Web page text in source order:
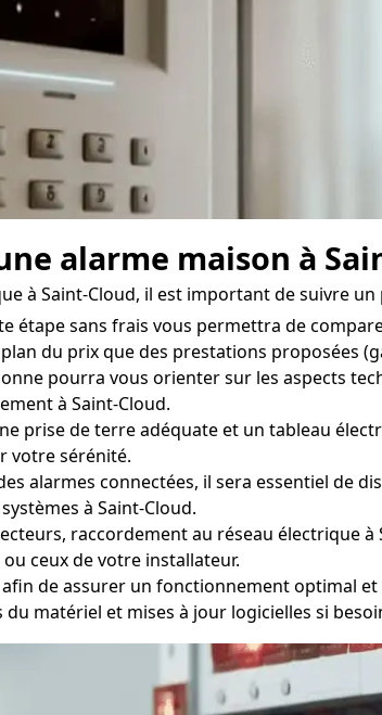
alarme maison à
à Saint-Cloud, il est important de suivre un
étape sans frais vous permettra de
du prix que des prestations proposées
pourra vous orienter sur les aspects
à Saint-Cloud.
prise de terre adéquate et un tableau
votre sérénité.
alarmes connectées, il sera essentiel de
à Saint-Cloud.
raccordement au réseau électrique
ceux de votre installateur.
afin de assurer un fonctionnement optimal
matériel et mises à jour logicielles si